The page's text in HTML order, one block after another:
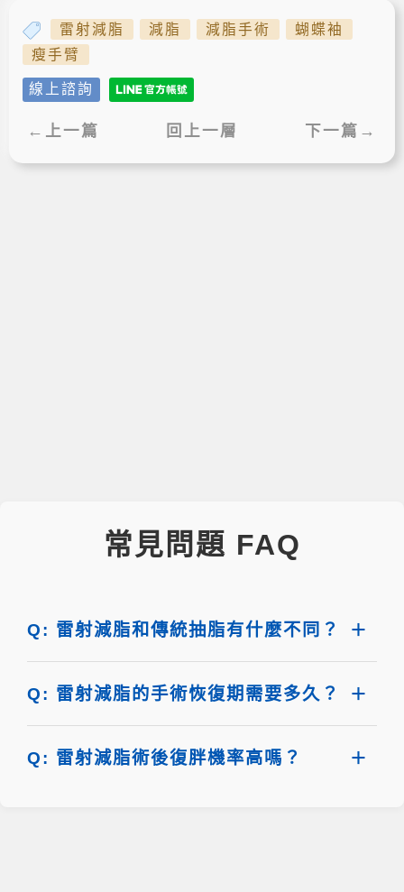
雷射減脂 減脂 減脂手術
蝴蝶袖
瘦手臂
線上諮詢
←上一篇 回上一層 下一篇→
常見問題 FAQ
Q: 雷射減脂和傳統抽脂有什麼不同？
Q: 雷射減脂的手術恢復期需要多久？
Q: 雷射減脂術後復胖機率高嗎？